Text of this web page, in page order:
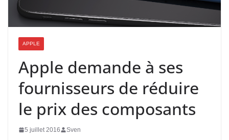
APPLE
Apple demande à ses
fournisseurs de réduire
le prix des composants
5 juillet 2016 Sven